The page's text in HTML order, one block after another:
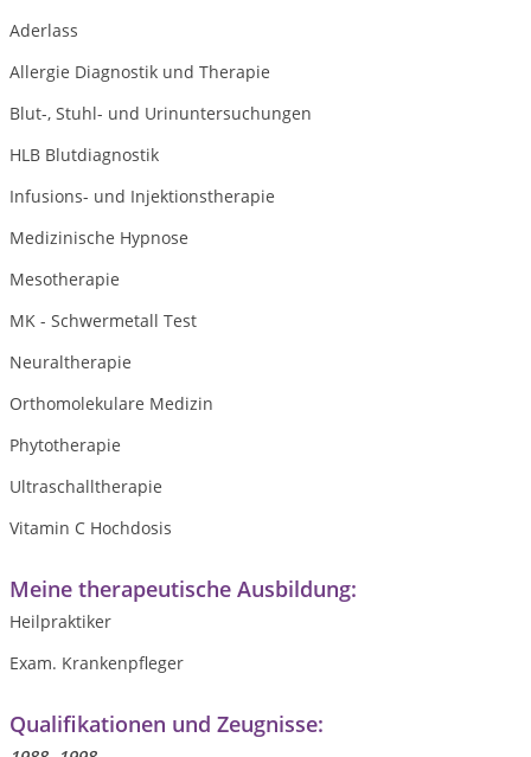
Aderlass
Allergie Diagnostik und Therapie
Blut-, Stuhl- und Urinuntersuchungen
HLB Blutdiagnostik
Infusions- und Injektionstherapie
Medizinische Hypnose
Mesotherapie
MK - Schwermetall Test
Neuraltherapie
Orthomolekulare Medizin
Phytotherapie
Ultraschalltherapie
Vitamin C Hochdosis
Meine therapeutische Ausbildung:
Heilpraktiker
Exam. Krankenpfleger
Qualifikationen und Zeugnisse: